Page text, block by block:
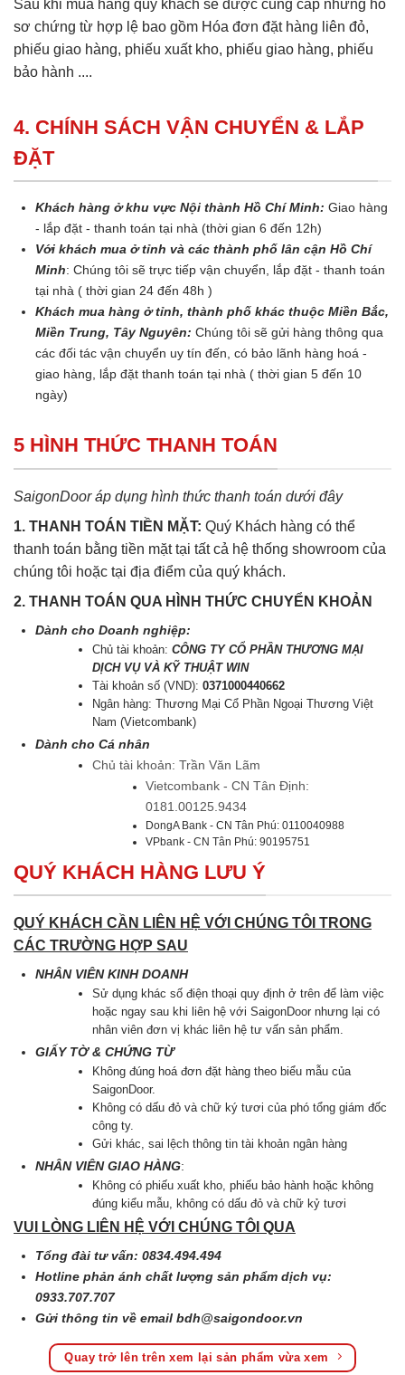
Sau khi mua hàng quý khách sẽ được cung cấp những hồ
sơ chứng từ hợp lệ bao gồm Hóa đơn đặt hàng liên đỏ,
phiếu giao hàng, phiếu xuất kho, phiếu giao hàng, phiếu
bảo hành ....
4. CHÍNH SÁCH VẬN CHUYỂN & LẮP
ĐẶT
Khách hàng ở khu vực Nội thành Hồ Chí Minh: Giao hàng
- lắp đặt - thanh toán tại nhà (thời gian 6 đến 12h)
Với khách mua ở tỉnh và các thành phố lân cận Hồ Chí
Minh: Chúng tôi sẽ trực tiếp vận chuyển, lắp đặt - thanh toán
tại nhà ( thời gian 24 đến 48h )
Khách mua hàng ở tỉnh, thành phố khác thuộc Miền Bắc,
Miền Trung, Tây Nguyên: Chúng tôi sẽ gửi hàng thông qua
các đối tác vận chuyển uy tín đến, có bảo lãnh hàng hoá -
giao hàng, lắp đặt thanh toán tại nhà ( thời gian 5 đến 10
ngày)
5 HÌNH THỨC THANH TOÁN
SaigonDoor áp dụng hình thức thanh toán dưới đây
1. THANH TOÁN TIỀN MẶT: Quý Khách hàng có thể
thanh toán bằng tiền mặt tại tất cả hệ thống showroom của
chúng tôi hoặc tại địa điểm của quý khách.
2. THANH TOÁN QUA HÌNH THỨC CHUYỂN KHOẢN
Dành cho Doanh nghiệp:
Chủ tài khoản:CÔNG TY CỔ PHẦN THƯƠNG MẠI
DỊCH VỤ VÀ KỸ THUẬT WIN
Tài khoản số (VND):0371000440662
Ngân hàng: Thương Mại Cổ Phần Ngoại Thương Việt
Nam (Vietcombank)
Dành cho Cá nhân
Chủ tài khoản: Trần Văn Lãm
Vietcombank - CN Tân Định:
0181.00125.9434
DongA Bank - CN Tân Phú: 0110040988
VPbank - CN Tân Phú: 90195751
QUÝ KHÁCH HÀNG LƯU Ý
QUÝ KHÁCH CẦN LIÊN HỆ VỚI CHÚNG TÔI TRONG
CÁC TRƯỜNG HỢP SAU
NHÂN VIÊN KINH DOANH
Sử dụng khác số điện thoại quy định ở trên để làm việc
hoặc ngay sau khi liên hệ với SaigonDoor nhưng lại có
nhân viên đơn vị khác liên hệ tư vấn sản phẩm.
GIẤY TỜ & CHỨNG TỪ
Không đúng hoá đơn đặt hàng theo biểu mẫu của
SaigonDoor.
Không có dấu đỏ và chữ ký tươi của phó tổng giám đốc
công ty.
Gửi khác, sai lệch thông tin tài khoản ngân hàng
NHÂN VIÊN GIAO HÀNG:
Không có phiếu xuất kho, phiếu bảo hành hoặc không
đúng kiểu mẫu, không có dấu đỏ và chữ kỷ tươi
VUI LÒNG LIÊN HỆ VỚI CHÚNG TÔI QUA
Tổng đài tư vấn: 0834.494.494
Hotline phản ánh chất lượng sản phẩm dịch vụ:
0933.707.707
Gửi thông tin về emailbdh@saigondoor.vn
Quay trở lên trên xem lại sản phẩm vừa xem